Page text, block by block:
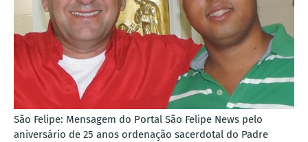
São Felipe: Mensagem do Portal São Felipe News pelo
aniversário de 25 anos ordenação sacerdotal do Padre